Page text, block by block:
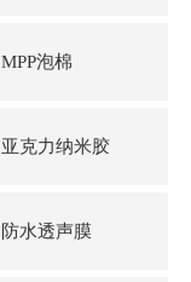
MPP泡棉
亚克力纳米胶
防水透声膜